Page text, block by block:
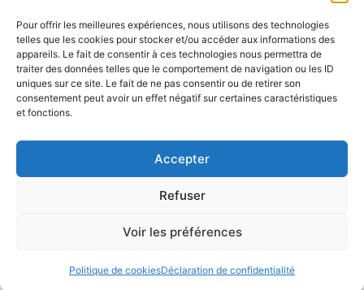
Pour offrir les meilleures expériences, nous utilisons des technologies
telles que les cookies pour stocker et/ou accéder aux informations des
appareils. Le fait de consentir à ces technologies nous permettra de
traiter des données telles que le comportement de navigation ou les ID
uniques sur ce site. Le fait de ne pas consentir ou de retirer son
consentement peut avoir un effet négatif sur certaines caractéristiques
et fonctions.
Accepter
Refuser
Voir les préférences
Politique de cookiesDéclaration de confidentialité
Mentions légales
Conditions générales d'utilisation
Conditions générales de vente
Politique de cookies
Politique de confidentialité
© 2026 Console retrogaming.fr